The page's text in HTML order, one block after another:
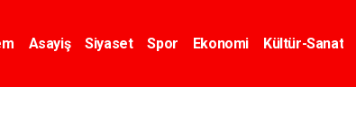
Asayiş Siyaset Spor Ekonomi Kültür-Sanat